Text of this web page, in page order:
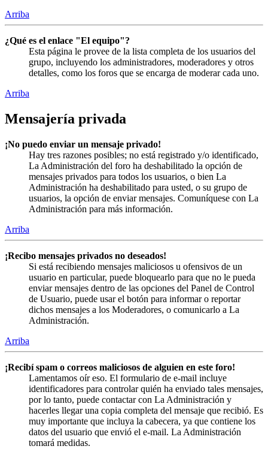
Arriba
¿Qué es el enlace "El equipo"?
Esta página le provee de la lista completa de los usuarios del
grupo, incluyendo los administradores, moderadores y otros
detalles, como los foros que se encarga de moderar cada uno.
Arriba
Mensajería privada
¡No puedo enviar un mensaje privado!
Hay tres razones posibles; no está registrado y/o identificado,
La Administración del foro ha deshabilitado la opción de
mensajes privados para todos los usuarios, o bien La
Administración ha deshabilitado para usted, o su grupo de
usuarios, la opción de enviar mensajes. Comuníquese con La
Administración para más información.
Arriba
¡Recibo mensajes privados no deseados!
Si está recibiendo mensajes maliciosos u ofensivos de un
usuario en particular, puede bloquearlo para que no le pueda
enviar mensajes dentro de las opciones del Panel de Control
de Usuario, puede usar el botón para informar o reportar
dichos mensajes a los Moderadores, o comunicarlo a La
Administración.
Arriba
¡Recibí spam o correos maliciosos de alguien en este foro!
Lamentamos oír eso. El formulario de e-mail incluye
identificadores para controlar quién ha enviado tales mensajes,
por lo tanto, puede contactar con La Administración y
hacerles llegar una copia completa del mensaje que recibió. Es
muy importante que incluya la cabecera, ya que contiene los
datos del usuario que envió el e-mail. La Administración
tomará medidas.